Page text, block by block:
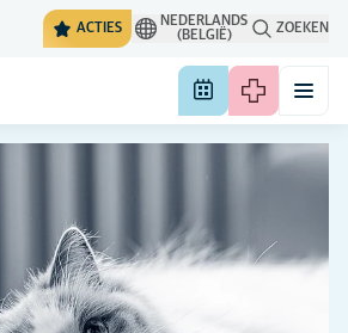
ACTIES
NEDERLANDS
(BELGIË)
ZOEKEN